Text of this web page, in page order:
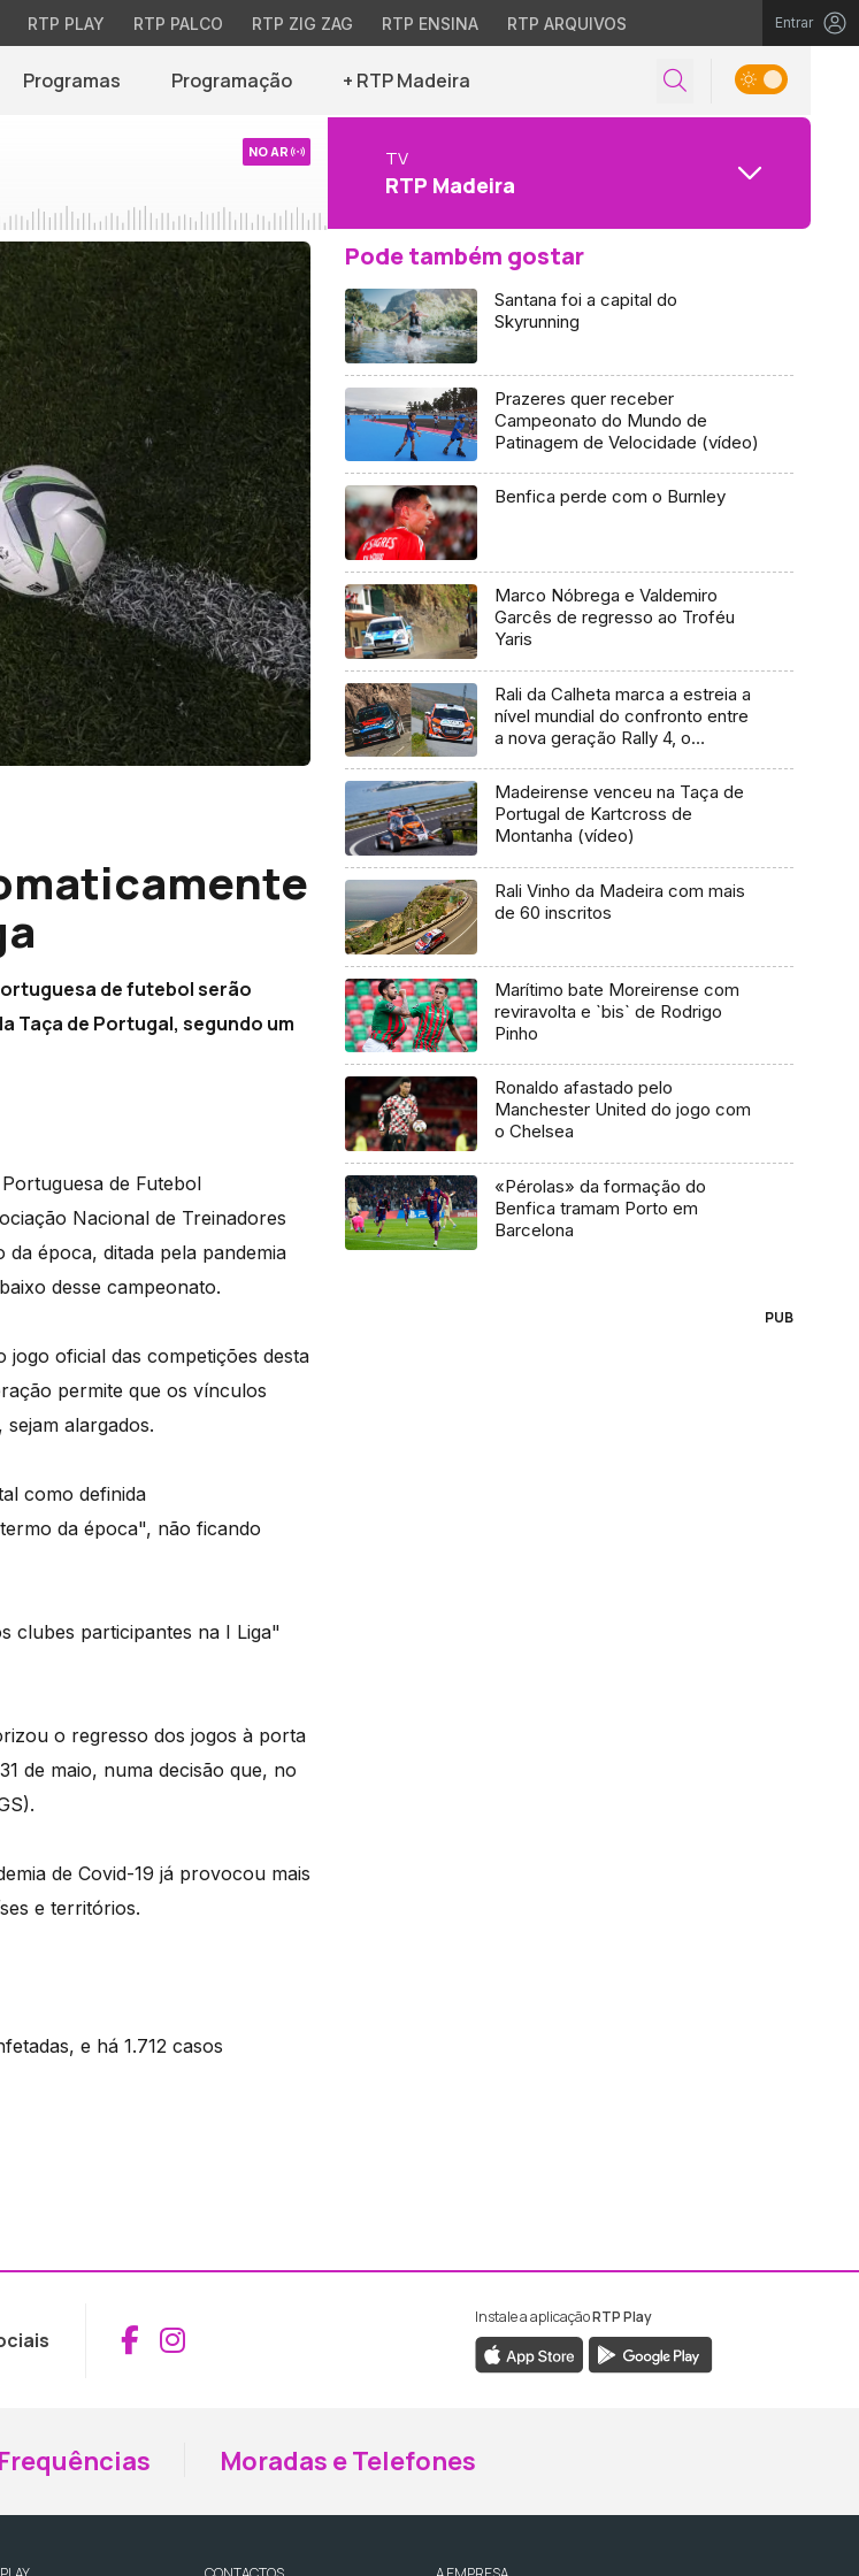
RTP PLAY RTP PALCO RTP ZIG ZAG RTP ENSINA RTP ARQUIVOS Entrar
Programas Programação + RTP Madeira
NO AR TV
RTP Madeira
de futebol serão
Taça de Portugal, segundo um
de Futebol
Nacional de Treinadores
época, ditada pela pandemia
desse campeonato.
oficial das competições desta
permite que os vínculos
alargados.
como definida
da época", não ficando
clubes participantes na I Liga"
o regresso dos jogos à porta
de maio, numa decisão que, no
de Covid-19 já provocou mais
e territórios.
e há 1.712 casos
Pode também gostar
Santana foi a capital do
Skyrunning
Prazeres quer receber
Campeonato do Mundo de
Patinagem de Velocidade (vídeo)
Benfica perde com o Burnley
Marco Nóbrega e Valdemiro
Garcês de regresso ao Troféu
Yaris
Rali da Calheta marca a estreia a
nível mundial do confronto entre
a nova geração Rally 4, o
Madeirense venceu na Taça de
Portugal de Kartcross de
Montanha (vídeo)
Rali Vinho da Madeira com mais
de 60 inscritos
Marítimo bate Moreirense com
reviravolta e `bis` de Rodrigo
Pinho
Ronaldo afastado pelo
Manchester United do jogo com
o Chelsea
«Pérolas» da formação do
Benfica tramam Porto em
Barcelona
PUB
Aceder ao Facebook da RTP Madeira
Aceder ao Instagram da RTP Madeira
Instale a aplicaçãoRTP Play
Frequências Moradas e Telefones